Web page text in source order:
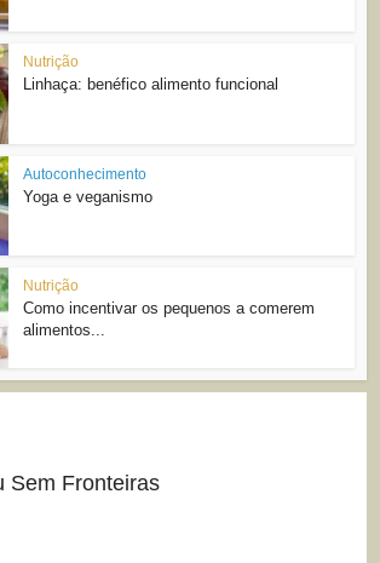
Nutrição
Linhaça: benéfico alimento funcional
Autoconhecimento
Yoga e veganismo
Nutrição
Como incentivar os pequenos a comerem
alimentos...
Sem Fronteiras